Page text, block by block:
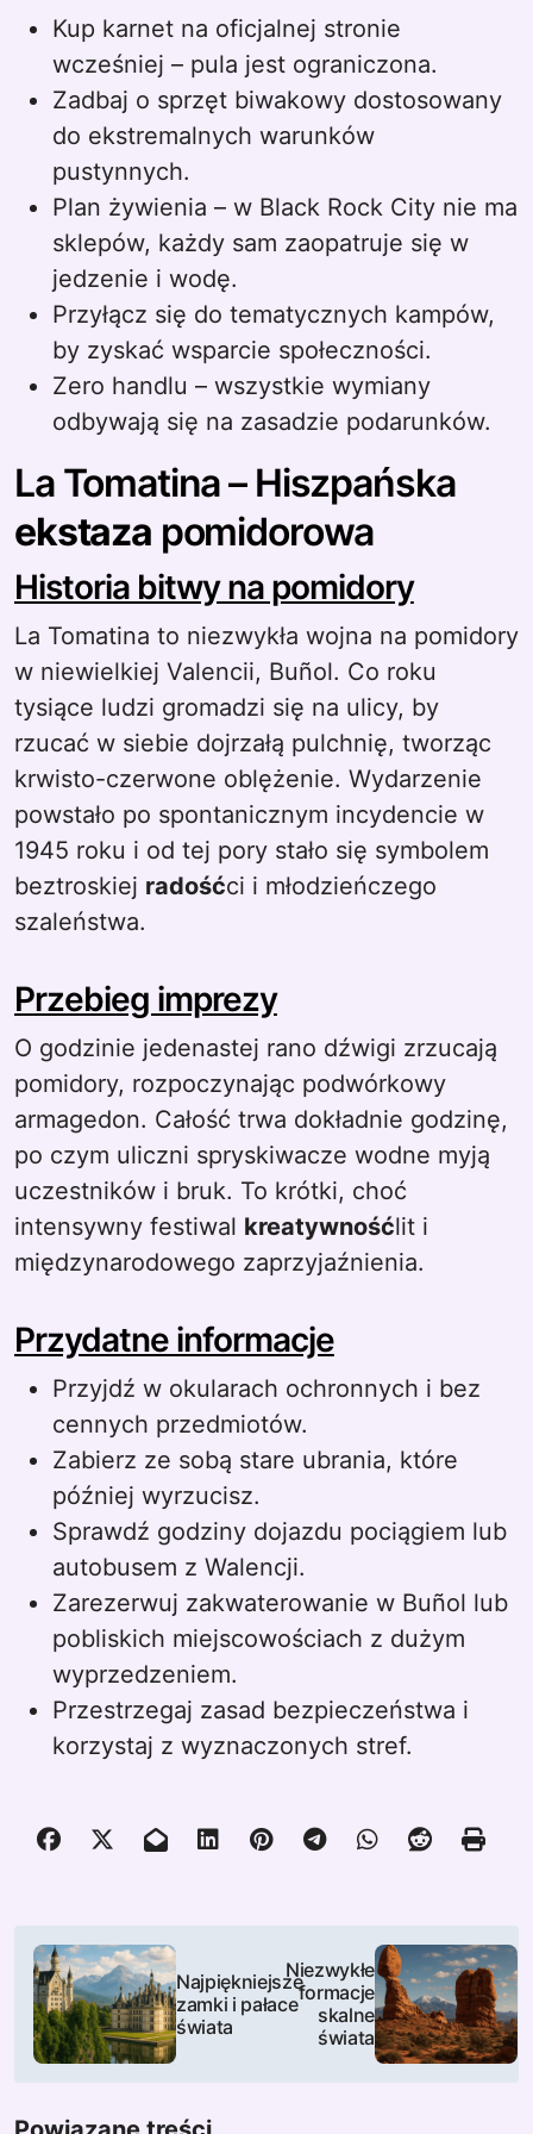
Kup karnet na oficjalnej stronie
wcześniej – pula jest ograniczona.
Zadbaj o sprzęt biwakowy dostosowany
do ekstremalnych warunków
pustynnych.
Plan żywienia – w Black Rock City nie ma
sklepów, każdy sam zaopatruje się w
jedzenie i wodę.
Przyłącz się do tematycznych kampów,
by zyskać wsparcie społeczności.
Zero handlu – wszystkie wymiany
odbywają się na zasadzie podarunków.
La Tomatina – Hiszpańska
ekstaza pomidorowa
Historia bitwy na pomidory
La Tomatina to niezwykła wojna na pomidory
w niewielkiej Valencii, Buñol. Co roku
tysiące ludzi gromadzi się na ulicy, by
rzucać w siebie dojrzałą pulchnię, tworząc
krwisto-czerwone oblężenie. Wydarzenie
powstało po spontanicznym incydencie w
1945 roku i od tej pory stało się symbolem
beztroskiej radośćci i młodzieńczego
szaleństwa.
Przebieg imprezy
O godzinie jedenastej rano dźwigi zrzucają
pomidory, rozpoczynając podwórkowy
armagedon. Całość trwa dokładnie godzinę,
po czym uliczni spryskiwacze wodne myją
uczestników i bruk. To krótki, choć
intensywny festiwal kreatywnośćlit i
międzynarodowego zaprzyjaźnienia.
Przydatne informacje
Przyjdź w okularach ochronnych i bez
cennych przedmiotów.
Zabierz ze sobą stare ubrania, które
później wyrzucisz.
Sprawdź godziny dojazdu pociągiem lub
autobusem z Walencji.
Zarezerwuj zakwaterowanie w Buñol lub
pobliskich miejscowościach z dużym
wyprzedzeniem.
Przestrzegaj zasad bezpieczeństwa i
korzystaj z wyznaczonych stref.
N
w
Najpiękniejsze
zamki i pałace
świata
Niezwykłe
formacje
skalne
świata